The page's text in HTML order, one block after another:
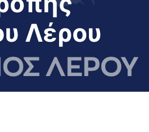
Λέρου